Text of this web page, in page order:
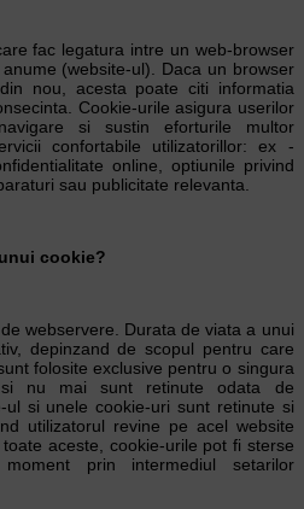
fac legatura intre un web-browser
(website-ul). Daca un browser
nou, acesta poate citi informatia
Cookie-urile asigura userilor
si sustin eforturile multor
confortabile utilizatorillor: ex -
online, optiunile privind
sau publicitate relevanta.
cookie?
webservere. Durata de viata a unui
depinzand de scopul pentru care
folosite exclusive pentru o singura
si nu mai sunt retinute odata de
ul si unele cookie-uri sunt retinute si
utilizatorul revine pe acel website
aceste, cookie-urile pot fi sterse
prin intermediul setarilor